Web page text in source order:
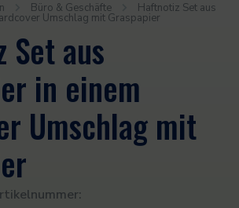
Büro & Geschäfte Haftnotiz Set aus
Umschlag mit Graspapier
Set aus
in einem
Umschlag mit